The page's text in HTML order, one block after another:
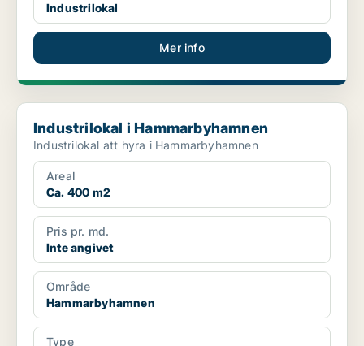
Industrilokal
Mer info
Industrilokal i Hammarbyhamnen
Industrilokal i Hammarbyhamnen
Industrilokal att hyra i Hammarbyhamnen
Areal
Ca. 400 m2
Pris pr. md.
Inte angivet
Område
Hammarbyhamnen
Type